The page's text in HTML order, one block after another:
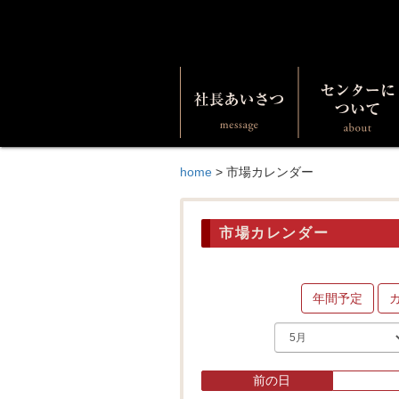
home > 市場カレンダー
市場カレンダー
年間予定
前の日